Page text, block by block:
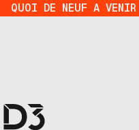
QUOI DE NEUF A